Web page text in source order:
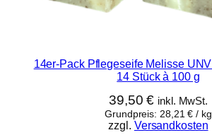
14er-Pack Pflegeseife Melisse
14 Stück à 100 g
39,50€ inkl. MwSt.
Grundpreis: 28,21€ / kg
zzgl. Versandkosten